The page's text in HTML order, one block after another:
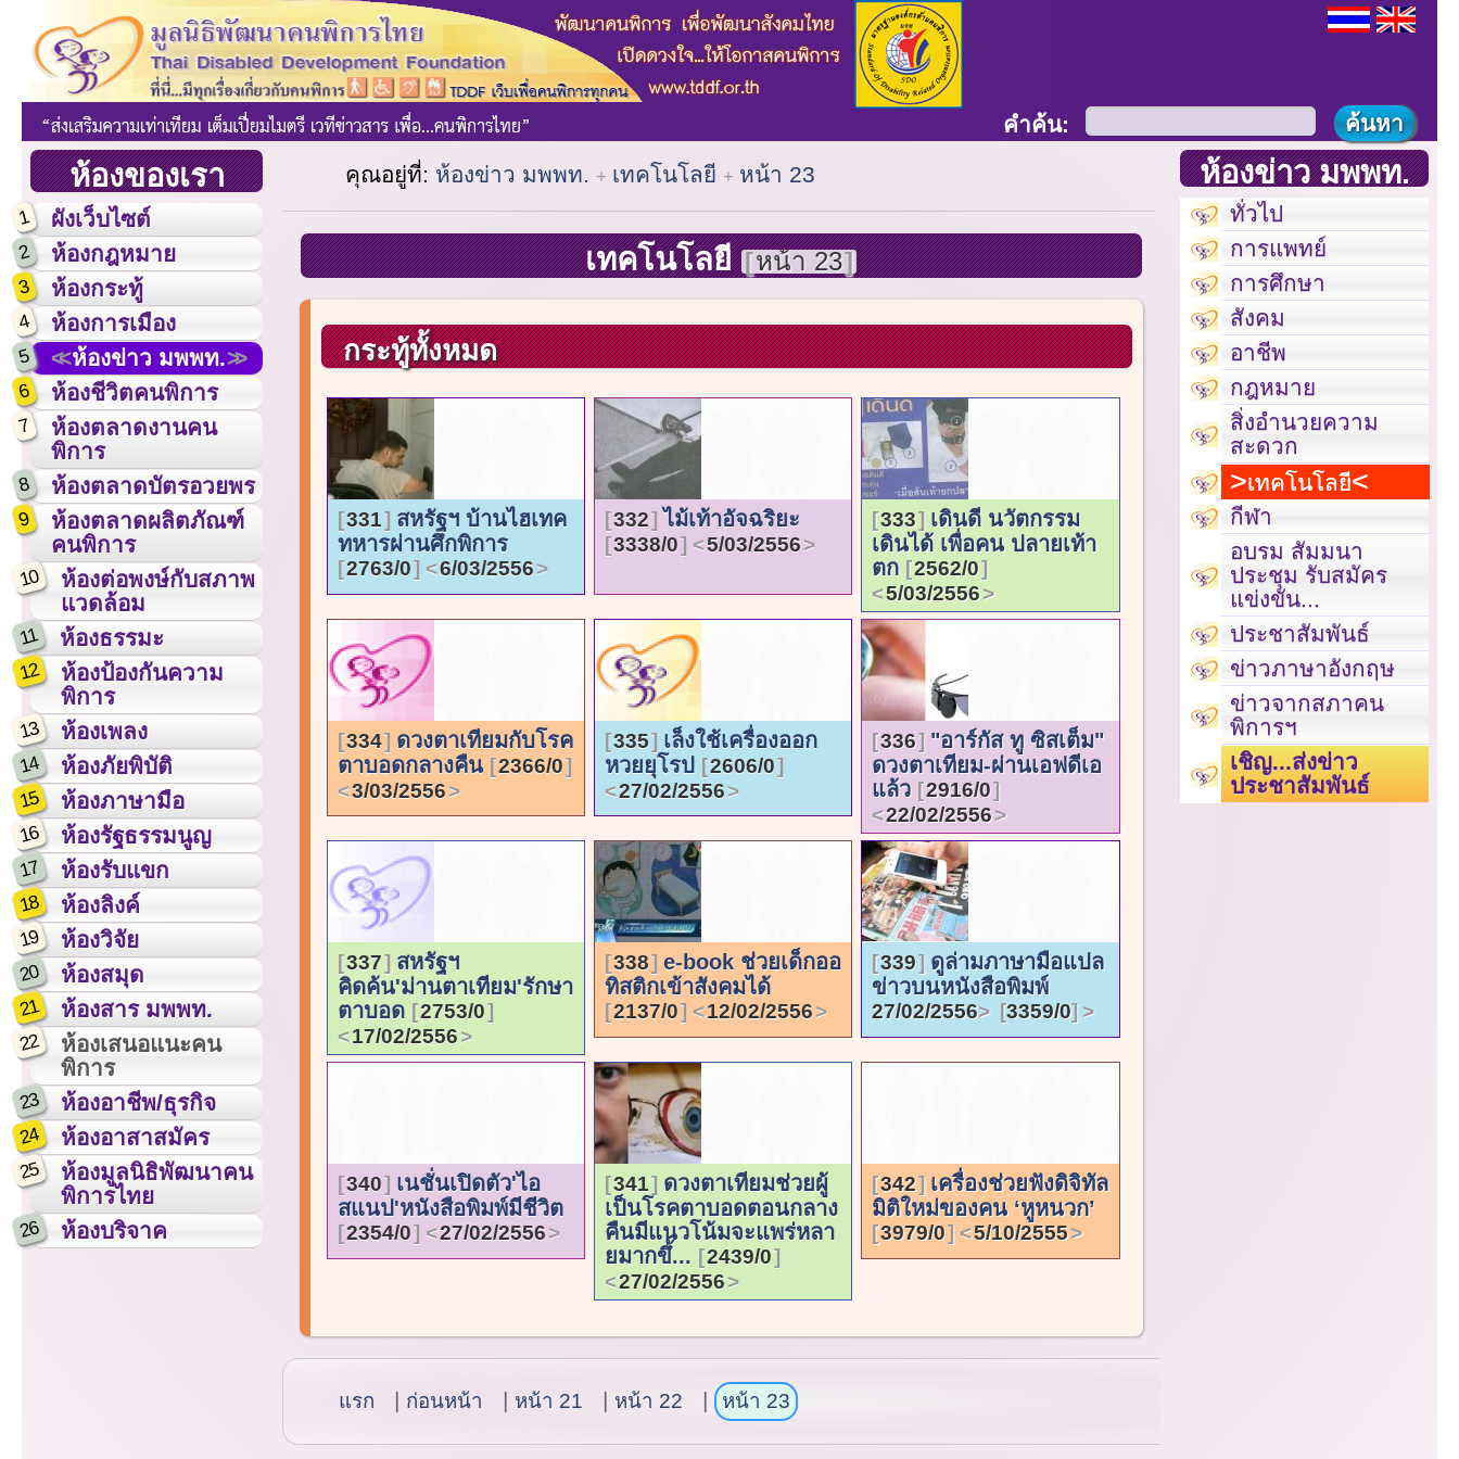
ห้องของเรา
1 ผังเว็บไซต์
2 ห้องกฎหมาย
3 ห้องกระทู้
4 ห้องการเมือง
5 ห้องข่าว มพพท.
6 ห้องชีวิตคนพิการ
7
ห้องตลาดงานคน
พิการ
8 ห้องตลาดบัตรอวยพร
9
ห้องตลาดผลิตภัณฑ์
คนพิการ
10
ห้องต่อพงษ์กับสภาพ
แวดล้อม
11 ห้องธรรมะ
12
ห้องป้องกันความ
พิการ
13 ห้องเพลง
14 ห้องภัยพิบัติ
15 ห้องภาษามือ
16 ห้องรัฐธรรมนูญ
17 ห้องรับแขก
18 ห้องลิงค์
19 ห้องวิจัย
20 ห้องสมุด
21 ห้องสาร มพพท.
22
ห้องเสนอแนะคน
พิการ
23 ห้องอาชีพ/ธุรกิจ
24 ห้องอาสาสมัคร
25
ห้องมูลนิธิพัฒนาคน
พิการไทย
26 ห้องบริจาค
คำค้น:
คุณอยู่ที่: ห้องข่าว มพพท. เทคโนโลยี หน้า 23
เทคโนโลยี หน้า 23
กระทู้ทั้งหมด
331
สหรัฐฯ บ้านไฮเทค
ทหารผ่านศึกพิการ
2763/0 6/03/2556
332 ไม้เท้าอัจฉริยะ
3338/0 5/03/2556
333
เดินดี นวัตกรรม
เดินได้ เพื่อคน ปลายเท้า
ตก
2562/0
5/03/2556
334
ดวงตาเทียมกับโรค
ตาบอดกลางคืน
2366/0
3/03/2556
335
เล็งใช้เครื่องออก
หวยยุโรป
2606/0
27/02/2556
336
"อาร์กัส ทู ซิสเต็ม"
ดวงตาเทียม-ผ่านเอฟดีเอ
แล้ว
2916/0
22/02/2556
337
สหรัฐฯ
คิดค้น'ม่านตาเทียม'รักษา
ตาบอด
2753/0
17/02/2556
338
e-book ช่วยเด็กออ
ทิสติกเข้าสังคมได้
2137/0 12/02/2556
339
ดูล่ามภาษามือแปล
ข่าวบนหนังสือพิมพ์‏
3359/0
27/02/2556
340
เนชั่นเปิดตัว'ไอ
สแนป'หนังสือพิมพ์มีชีวิต
2354/0 27/02/2556
341
ดวงตาเทียมช่วยผู้
เป็นโรคตาบอดตอนกลาง
คืนมีแนวโน้มจะแพร่หลา
ยมากขึ้...
2439/0
27/02/2556
342
เครื่องช่วยฟังดิจิทัล
มิติใหม่ของคน ‘หูหนวก’
3979/0 5/10/2555
แรก ก่อนหน้า หน้า 21 หน้า 22 หน้า 23
ห้องข่าว มพพท.
ทั่วไป
การแพทย์
การศึกษา
สังคม
อาชีพ
กฎหมาย
สิ่งอำนวยความ
สะดวก
เทคโนโลยี
กีฬา
อบรม สัมมนา
ประชุม รับสมัคร
แข่งขัน...
ประชาสัมพันธ์
ข่าวภาษาอังกฤษ
ข่าวจากสภาคน
พิการฯ
เชิญ...ส่งข่าว
ประชาสัมพันธ์